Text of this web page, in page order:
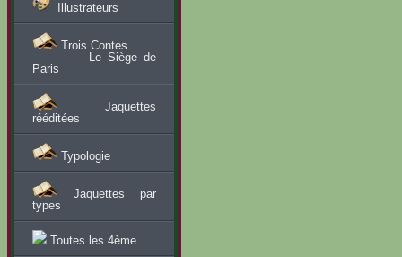
Illustrateurs
Trois Contes
Le Siège de
Paris
Jaquettes
rééditées
Typologie
Jaquettes par
types
Toutes les 4ème